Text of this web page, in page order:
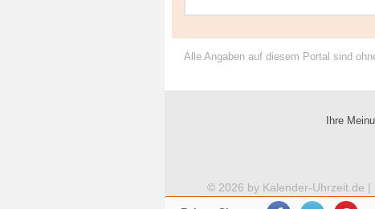
Alle Angaben auf diesem Portal sind
Ihre
© 2026 by Kalender-Uhrzeit.de |